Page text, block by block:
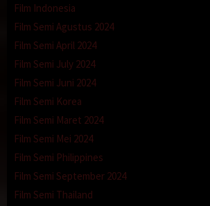
Film Indonesia
Film Semi Agustus 2024
Film Semi April 2024
Film Semi July 2024
Film Semi Juni 2024
Film Semi Korea
Film Semi Maret 2024
Film Semi Mei 2024
Film Semi Philippines
Film Semi September 2024
Film Semi Thailand